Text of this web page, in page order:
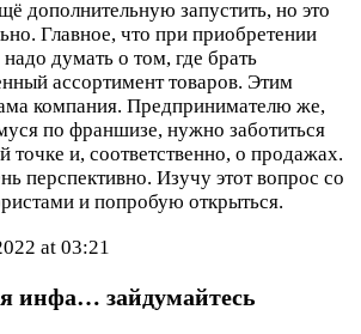
дополнительную запустить, но это
Главное, что при приобретении
думать о том, где брать
ассортимент товаров. Этим
компания. Предпринимателю же,
по франшизе, нужно заботиться
точке и, соответственно, о продажах.
перспективно. Изучу этот вопрос со
и попробую открыться.
at 03:21
инфа… зайдумайтесь